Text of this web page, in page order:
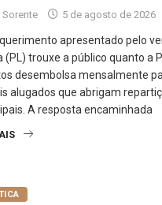
Sorente 5 de agosto de 2026
apresentado pelo
(PL) trouxe a público quanto a
desembolsa mensalmente
alugados que abrigam
A resposta encaminhada